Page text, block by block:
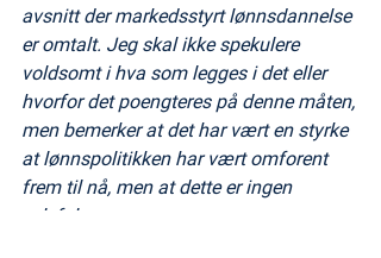
avsnitt der markedsstyrt lønnsdannelse
er omtalt. Jeg skal ikke spekulere
voldsomt i hva som legges i det eller
hvorfor det poengteres på denne måten,
men bemerker at det har vært en styrke
at lønnspolitikken har vært omforent
frem til nå, men at dette er ingen
selvfølge.